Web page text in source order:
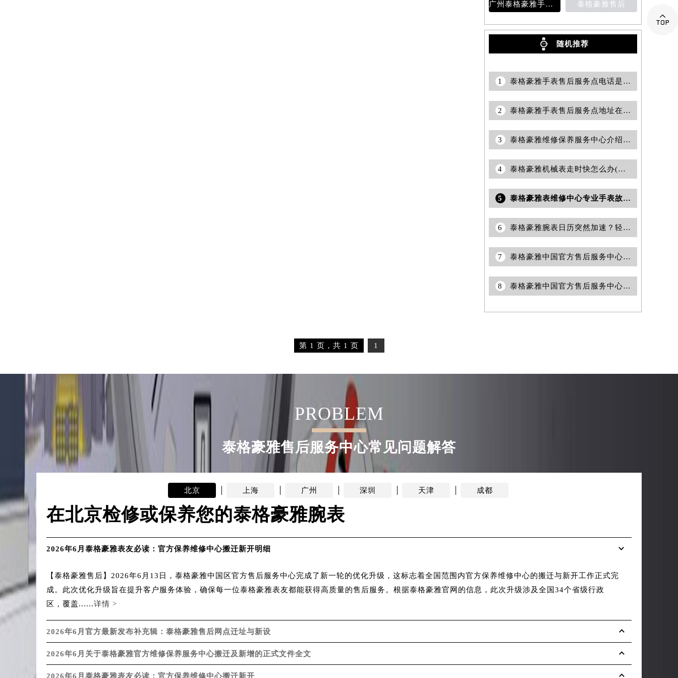
辽宁省抚顺市新抚区东一路泰格豪雅售后服务中心（需提前预约）
辽宁省葫芦岛市连山区中央路泰格豪雅售后服务中心（需提前预约）
辽宁省锦州市古塔区中央大街泰格豪雅售后服务中心（需提前预约）
辽宁省辽阳市白塔区新运大街泰格豪雅售后服务中心（需提前预约）
辽宁省盘锦市兴隆台区石油大街泰格豪雅售后服务中心（需提前预约）
辽宁省铁岭市银州区南马路泰格豪雅售后服务中心（需提前预约）
辽宁省营口市站前区市府路与渤海大街交叉口泰格豪雅售后服务中心（需提前预约）
辽宁省沈阳市沈河区中街路137号亨得利名表维修授权店1楼泰格豪雅售后服务中心（需提前预约）
辽宁省沈阳市沈河区中街路83号亨得利名表维修授权店1楼泰格豪雅售后服务中心（需提前预约）
北京市朝阳区建国门外大街甲6号华熙国际中心D座11层1102室泰格豪雅售后服务中心（北京总部）（需提前预约）
河北省保定市竞秀区朝阳北大街北国先天下泰格豪雅售后服务中心（需提前预约）
内蒙古自治区巴彦淖尔市临河区新华街泰格豪雅售后服务中心（需提前预约）
内蒙古自治区赤峰市红山区哈达街泰格豪雅售后服务中心（需提前预约）
内蒙古自治区鄂尔多斯市东胜区伊金霍洛街泰格豪雅售后服务中心（需提前预约）
内蒙古自治区呼伦贝尔市海拉尔区中央街泰格豪雅售后服务中心（需提前预约）
内蒙古自治区乌海市海勃湾区人民南路泰格豪雅售后服务中心（需提前预约）
内蒙古自治区乌兰察布市集宁区恩和大街泰格豪雅售后服务中心（需提前预约）
内蒙古自治区锡林郭勒盟市锡林浩特市光明街与额尔敦路交叉口泰格豪雅售后服务中心（需提前预约）
内蒙古自治区兴安盟市乌兰浩特市兴安大街泰格豪雅售后服务中心（需提前预约）
广州泰格豪雅手表维修服务中心的地址 泰格豪雅售后
随机推荐
1 泰格豪雅手表售后服务点电话是多少？
2 泰格豪雅手表售后服务点地址在哪里？
3 泰格豪雅维修保养服务中心介绍 | 泰格豪雅
4 泰格豪雅机械表走时快怎么办(如何调整机械表走时速度)
5 泰格豪雅表维修中心专业手表故障检测与保养服务权威公示（2026年7月最新）
6 泰格豪雅腕表日历突然加速？轻松解决走快烦恼
7 泰格豪雅中国官方售后服务中心｜网点地址与热线权威信息通知（2026年7月最新）
8 泰格豪雅中国官方售后服务中心｜热线与地址权威信息通告（2026年6月最新）
第 1 页，共 1 页 1
PROBLEM
泰格豪雅售后服务中心常见问题解答
北京 上海 广州 深圳 天津 成都
在北京检修或保养您的泰格豪雅腕表
2026年6月泰格豪雅表友必读：官方保养维修中心搬迁新开明细
【泰格豪雅售后】2026年6月13日，泰格豪雅中国区官方售后服务中心完成了新一轮的优化升级，这标志着全国范围内官方保养维修中心的搬迁与新开工作正式完
成。此次优化升级旨在提升客户服务体验，确保每一位泰格豪雅表友都能获得高质量的售后服务。根据泰格豪雅官网的信息，此次升级涉及全国34个省级行政
区，覆盖......详情 >
2026年6月官方最新发布补充辑：泰格豪雅售后网点迁址与新设
2026年6月关于泰格豪雅官方维修保养服务中心搬迁及新增的正式文件全文
2026年6月泰格豪雅表友必读：官方保养维修中心搬迁新开
